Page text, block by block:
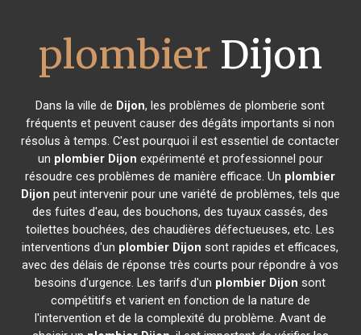
plombier Dijon
Dans la ville de Dijon, les problèmes de plomberie sont
fréquents et peuvent causer des dégâts importants si non
résolus à temps. C'est pourquoi il est essentiel de contacter
un plombier Dijon expérimenté et professionnel pour
résoudre ces problèmes de manière efficace. Un plombier
Dijon peut intervenir pour une variété de problèmes, tels que
des fuites d'eau, des bouchons, des tuyaux cassés, des
toilettes bouchées, des chaudières défectueuses, etc. Les
interventions d'un plombier Dijon sont rapides et efficaces,
avec des délais de réponse très courts pour répondre à vos
besoins d'urgence. Les tarifs d'un plombier Dijon sont
compétitifs et varient en fonction de la nature de
l'intervention et de la complexité du problème. Avant de